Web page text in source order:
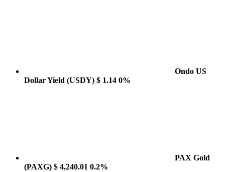
Ondo US
Dollar Yield (USDY) $ 1.14 0%
PAX Gold
(PAXG) $ 4,240.01 0.2%